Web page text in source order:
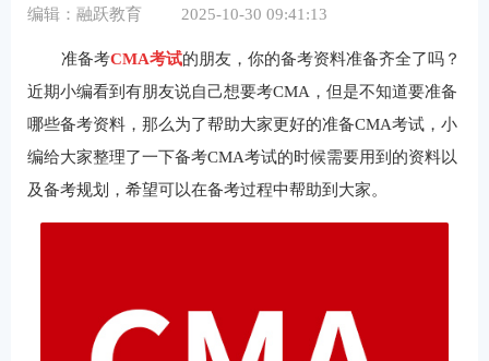
编辑：融跃教育 2025-10-30 09:41:13
准备考CMA考试的朋友，你的备考资料准备齐全了吗？
近期小编看到有朋友说自己想要考CMA，但是不知道要准备
哪些备考资料，那么为了帮助大家更好的准备CMA考试，小
编给大家整理了一下备考CMA考试的时候需要用到的资料以
及备考规划，希望可以在备考过程中帮助到大家。